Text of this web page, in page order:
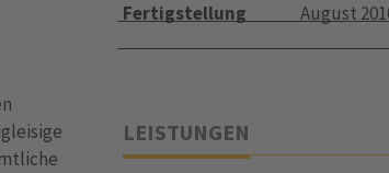
Fertigstellung
August
LEISTUNGEN